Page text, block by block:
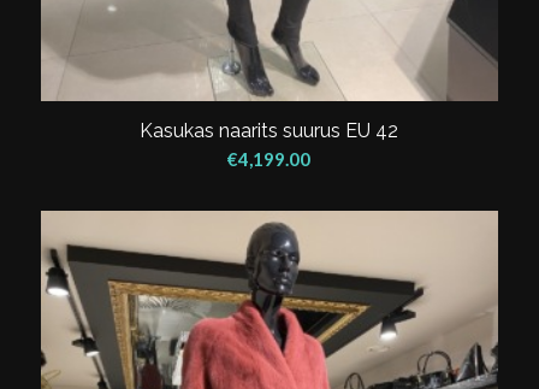
Kasukas naarits suurus EU 42
€4,199.00